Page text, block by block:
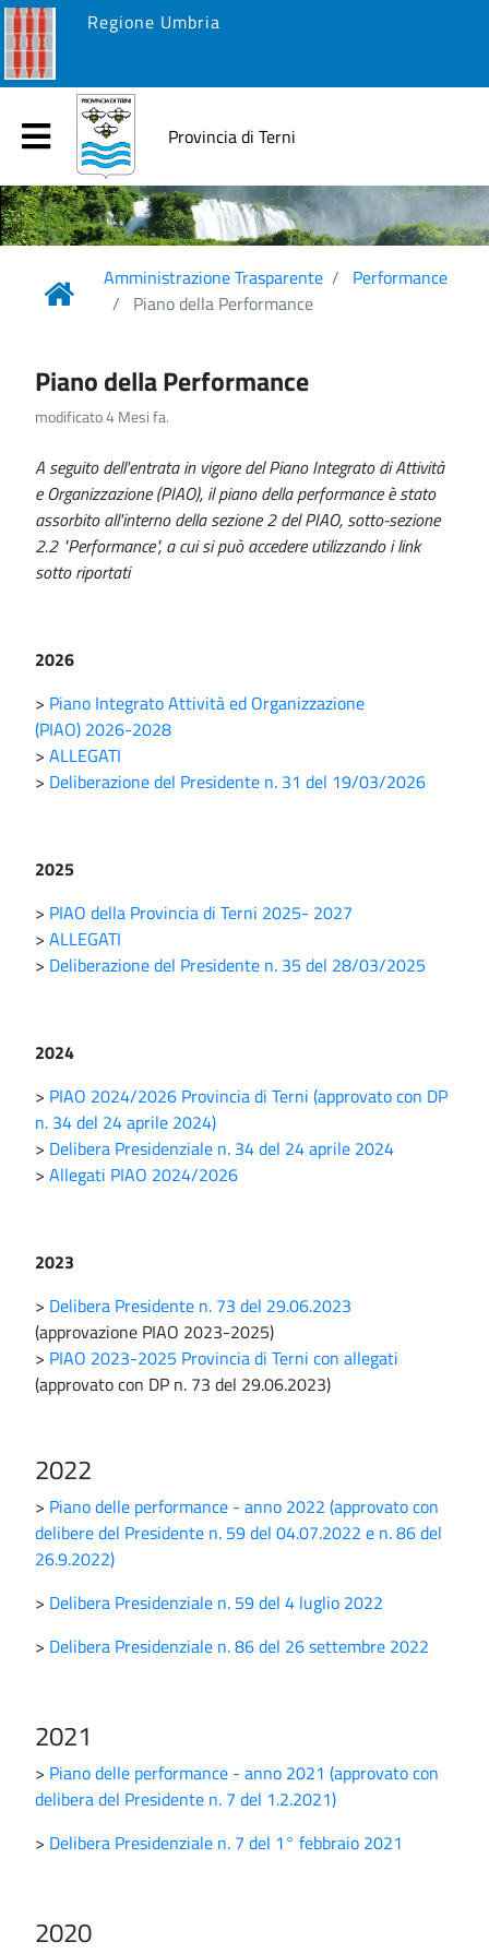
Regione Umbria
Provincia di Terni
Amministrazione Trasparente
Performance
Piano della Performance
Piano della Performance
modificato 4 Mesi fa.
A seguito dell'entrata in vigore del Piano Integrato di Attività
e Organizzazione (PIAO), il piano della performance è stato
assorbito all'interno della sezione 2 del PIAO, sotto-sezione
2.2 "Performance", a cui si può accedere utilizzando i link
sotto riportati
2026
> Piano Integrato Attività ed Organizzazione
(PIAO) 2026-2028
> ALLEGATI
> Deliberazione del Presidente n. 31 del 19/03/2026
2025
> PIAO della Provincia di Terni 2025- 2027
> ALLEGATI
> Deliberazione del Presidente n. 35 del 28/03/2025
2024
> PIAO 2024/2026 Provincia di Terni (approvato con DP
n. 34 del 24 aprile 2024)
> Delibera Presidenziale n. 34 del 24 aprile 2024
> Allegati PIAO 2024/2026
2023
> Delibera Presidente n. 73 del 29.06.2023
(approvazione PIAO 2023-2025)
> PIAO 2023-2025 Provincia di Terni con allegati
(approvato con DP n. 73 del 29.06.2023)
2022
> Piano delle performance - anno 2022 (approvato con
delibere del Presidente n. 59 del 04.07.2022 e n. 86 del
26.9.2022)
> Delibera Presidenziale n. 59 del 4 luglio 2022
> Delibera Presidenziale n. 86 del 26 settembre 2022
2021
> Piano delle performance - anno 2021 (approvato con
delibera del Presidente n. 7 del 1.2.2021)
> Delibera Presidenziale n. 7 del 1° febbraio 2021
2020